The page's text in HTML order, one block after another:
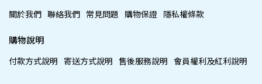
關於我們 聯絡我們 常見問題 購物保證 隱私權條款
購物說明
付款方式說明 寄送方式說明 售後服務說明 會員權利及紅利說明